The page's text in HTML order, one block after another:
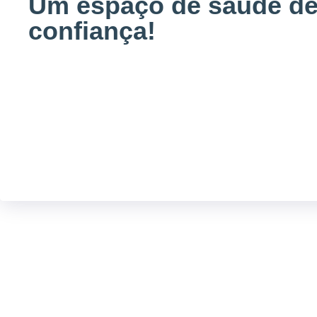
confiança!